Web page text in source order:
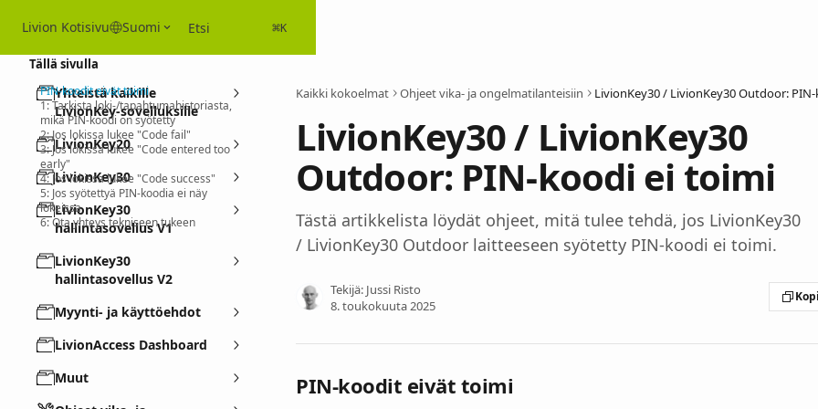
Livion Kotisivu Suomi Etsi ⌘K
Yhteistä kaikille
LivionKey-sovelluksille
LivionKey20
LivionKey30
LivionKey30
hallintasovellus V1
LivionKey30
hallintasovellus V2
Myynti- ja käyttöehdot
LivionAccess Dashboard
Muut
Kaikki kokoelmat Ohjeet vika- ja ongelmatilanteisiin
LivionKey30 / LivionKey30
Outdoor: PIN-koodi ei toimi
Tästä artikkelista löydät ohjeet, mitä tulee tehdä, jos LivionKey30
/ LivionKey30 Outdoor laitteeseen syötetty PIN-koodi ei toimi.
Tekijä: Jussi Risto
8. toukokuuta 2025
PIN-koodit eivät toimi
Tällä sivulla
PIN-koodit eivät toimi
1: Tarkista loki-/tapahtumahistoriasta,
mikä PIN-koodi on syötetty
2: Jos lokissa lukee "Code fail"
3: Jos lokissa lukee "Code entered too
early"
4: Jos lokissa lukee "Code success"
5: Jos syötettyä PIN-koodia ei näy
lokeissa
6: Ota yhteys tekniseen tukeen